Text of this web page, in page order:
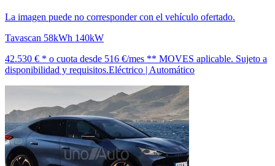
La imagen puede no corresponder con el vehículo ofertado.
Tavascan 58kWh 140kW
42.530 € * o cuota desde 516 €/mes ** MOVES aplicable. Sujeto a
disponibilidad y requisitos.Eléctrico | Automático